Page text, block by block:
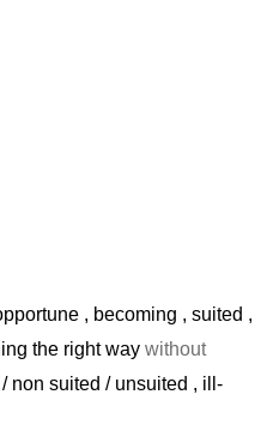
, becoming , suited ,
the right way without
non suited / unsuited , ill-